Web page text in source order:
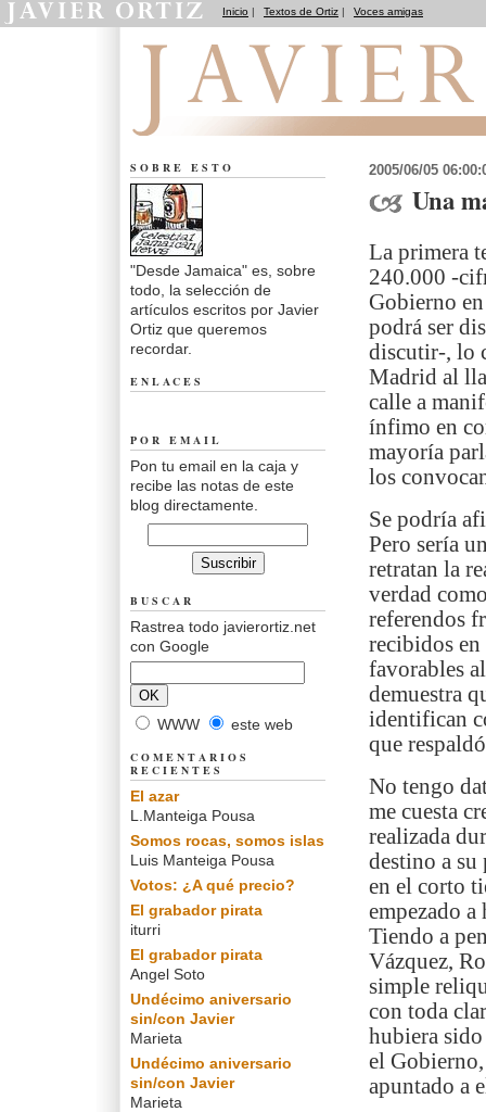
Inicio | Textos de Ortiz | Voces amigas
2005/06/05
Una
La primera
240.000 -
Gobierno
podrá ser
discutir-, lo
Madrid al
calle a
ínfimo en
mayoría
los
Se podría
Pero sería
retratan la
verdad
referendos
recibidos en
favorables
demuestra
identifican
que
No tengo
me cuesta
realizada
destino a su
en el corto
empezado
Tiendo a
Vázquez,
simple
con toda
hubiera
el Gobierno,
apuntado a
SOBRE ESTO
"Desde Jamaica" es, sobre
todo, la selección de
artículos escritos por Javier
Ortiz que queremos
recordar.
ENLACES
POR EMAIL
Pon tu email en la caja y
recibe las notas de este
blog directamente.
BUSCAR
Rastrea todo javierortiz.net
con Google
WWW este web
COMENTARIOS
RECIENTES
El azar
L.Manteiga Pousa
Somos rocas, somos islas
Luis Manteiga Pousa
Votos: ¿A qué precio?
El grabador pirata
iturri
El grabador pirata
Angel Soto
Undécimo aniversario
sin/con Javier
Marieta
Undécimo aniversario
sin/con Javier
Marieta